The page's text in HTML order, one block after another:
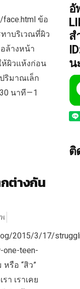
face.html ข้อ
าบริเวณที่ผิว
ล้างหน้า
ห้ผิวแห้งก่อน
ริมาณเล็ก
นาที — 1
ต่างกัน
2015/3/17/
one-teen-
รือ “สิว”
า เราเคย
อั
ส
น
ติ